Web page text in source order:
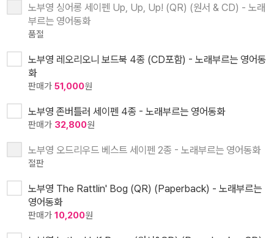
노부영 싱어롱 세이펜 Up, Up, Up! (QR) (원서 & CD) - 노래
부르는 영어동화
품절
노부영 레오리오니 보드북 4종 (CD포함) - 노래부르는 영어동
화
판매가 51,000원
노부영 존버틀러 세이펜 4종 - 노래부르는 영어동화
판매가 32,800원
노부영 오드리우드 베스트 세이펜 2종 - 노래부르는 영어동화
절판
노부영 The Rattlin' Bog (QR) (Paperback) - 노래부르는
영어동화
판매가 10,200원